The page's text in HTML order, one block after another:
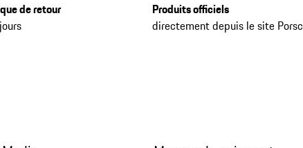
de retour
Produits officiels
directement depuis le site